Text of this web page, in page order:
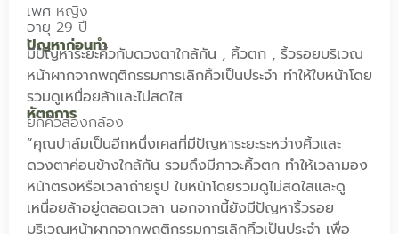
เพศ หญิง
อายุ 29 ปี
ปัญหาก่อนทำ
มีปัญหาระยะคิ้วกับดวงตาใกล้กัน , คิ้วตก , ริ้วรอยบริเวณ
หน้าผากจากพฤติกรรมการเลิกคิ้วเป็นประจำ ทำให้ใบหน้าโดย
รวมดูเหนื่อยล้าและไม่สดใส
หัตถการ
ยกคิ้วส่องกล้อง
“คุณปาล์มเป็นอีกหนึ่งเคสที่มีปัญหาระยะระหว่างคิ้วและ
ดวงตาค่อนข้างใกล้กัน รวมถึงมีภาวะคิ้วตก ทำให้เวลามอง
หน้าตรงหรือเวลาถ่ายรูป ใบหน้าโดยรวมดูไม่สดใสและดู
เหนื่อยล้าอยู่ตลอดเวลา นอกจากนี้ยังมีปัญหาริ้วรอย
บริเวณหน้าผากจากพฤติกรรมการเลิกคิ้วเป็นประจำ เพื่อ